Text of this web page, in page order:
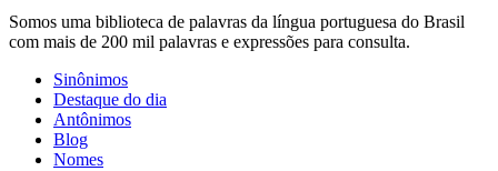
Somos uma biblioteca de palavras da língua portuguesa do Brasil
com mais de 200 mil palavras e expressões para consulta.
Sinônimos
Destaque do dia
Antônimos
Blog
Nomes